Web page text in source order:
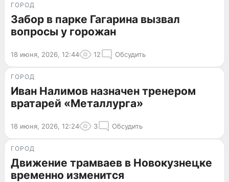
ГОРОД
Забор в парке Гагарина вызвал
вопросы у горожан
18 июня, 2026, 12:44 12 Обсудить
ГОРОД
Иван Налимов назначен тренером
вратарей «Металлурга»
18 июня, 2026, 12:24 3 Обсудить
ГОРОД
Движение трамваев в Новокузнецке
временно изменится